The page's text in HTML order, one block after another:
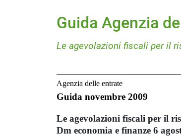
Guida Agenzia
Le agevolazioni fiscali per il
Agenzia delle entrate
Guida novembre 2009
Le agevolazioni fiscali per il
Dm economia e finanze 6